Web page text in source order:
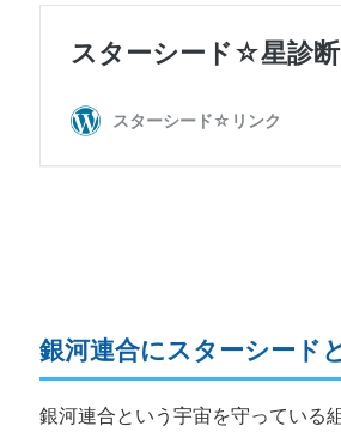
銀河連合にスターシード
銀河連合という宇宙を守っている